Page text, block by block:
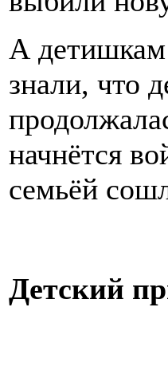
А детишкам
знали, что
начнётся
семьёй
Детский